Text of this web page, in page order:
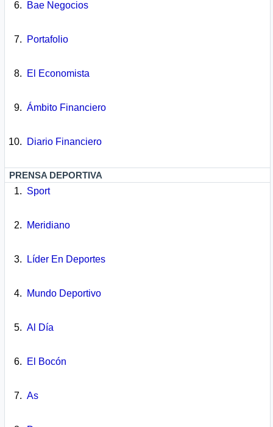
Bae Negocios
Portafolio
El Economista
Ámbito Financiero
Diario Financiero
PRENSA DEPORTIVA
Sport
Meridiano
Líder En Deportes
Mundo Deportivo
Al Día
El Bocón
As